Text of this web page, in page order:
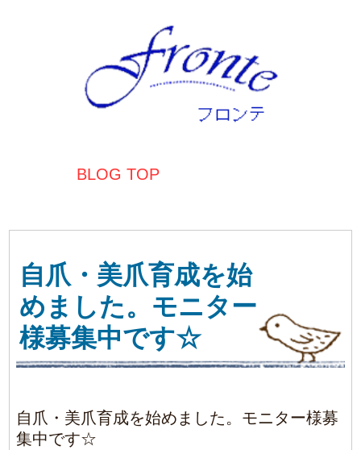
自爪・美爪育成を始めました。モニター様募
集中です☆
ネイルを楽しみたいけど、深爪だからできな
い。しても可愛くない。
自爪でお悩みの方、↑↑思ったことありません
か？